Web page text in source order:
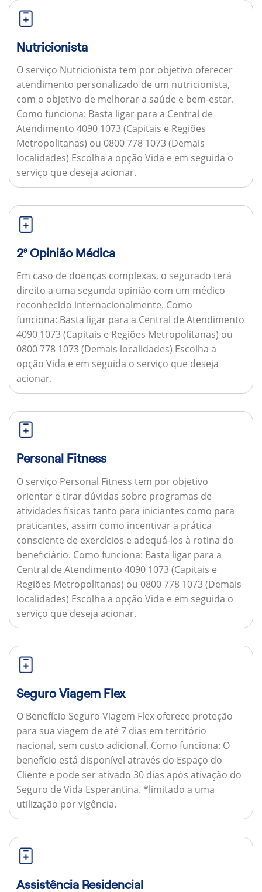
Nutricionista
O serviço Nutricionista tem por objetivo oferecer
atendimento personalizado de um nutricionista,
com o objetivo de melhorar a saúde e bem-estar.
Como funciona: Basta ligar para a Central de
Atendimento 4090 1073 (Capitais e Regiões
Metropolitanas) ou 0800 778 1073 (Demais
localidades) Escolha a opção Vida e em seguida o
serviço que deseja acionar.
2ª Opinião Médica
Em caso de doenças complexas, o segurado terá
direito a uma segunda opinião com um médico
reconhecido internacionalmente. Como
funciona: Basta ligar para a Central de Atendimento
4090 1073 (Capitais e Regiões Metropolitanas) ou
0800 778 1073 (Demais localidades) Escolha a
opção Vida e em seguida o serviço que deseja
acionar.
Personal Fitness
O serviço Personal Fitness tem por objetivo
orientar e tirar dúvidas sobre programas de
atividades físicas tanto para iniciantes como para
praticantes, assim como incentivar a prática
consciente de exercícios e adequá-los à rotina do
beneficiário. Como funciona: Basta ligar para a
Central de Atendimento 4090 1073 (Capitais e
Regiões Metropolitanas) ou 0800 778 1073 (Demais
localidades) Escolha a opção Vida e em seguida o
serviço que deseja acionar.
Seguro Viagem Flex
O Benefício Seguro Viagem Flex oferece proteção
para sua viagem de até 7 dias em território
nacional, sem custo adicional. Como funciona: O
benefício está disponível através do Espaço do
Cliente e pode ser ativado 30 dias após ativação do
Seguro de Vida Esperantina. *limitado a uma
utilização por vigência.
Assistência Residencial